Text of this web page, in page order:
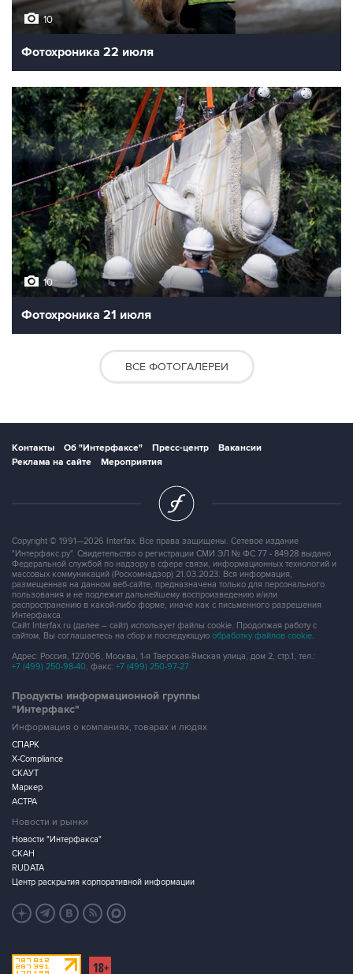
10
Фотохроника 22 июля
10
Фотохроника 21 июля
ВСЕ ФОТОГАЛЕРЕИ
Контакты Об "Интерфаксе" Пресс-центр
Вакансии
Реклама на сайте
Мероприятия
Copyright © 1991—2026 Interfax. Все права защищены. Сетевое издание
"Интерфакс.ру". Свидетельство о регистрации СМИ ЭЛ № ФС 77 - 84928 выдано
Федеральной службой по надзору в сфере связи, информационных технологий и
массовых коммуникаций (Роскомнадзор) 21.03.2023. Вся информация,
размещенная на данном веб-сайте, предназначена только для персонального
пользования и не подлежит дальнейшему воспроизведению и/или
распространению в какой-либо форме, иначе как с письменного разрешения
Интерфакса.
Сайт Interfax.ru (далее – сайт) использует файлы cookie. Продолжая работу с
сайтом, Вы соглашаетесь на сбор и последующую обработку файлов cookie.
Адрес: Россия, 127006, Москва, 1-я Тверская-Ямская улица, дом 2, стр.1, тел.:
+7 (499) 250-98-40, факс: +7 (499) 250-97-27
Продукты информационной группы
"Интерфакс"
Информация о компаниях, товарах и людях
СПАРК
X-Compliance
СКАУТ
Маркер
АСТРА
Новости и рынки
Новости "Интерфакса"
СКАН
RUDATA
Центр раскрытия корпоративной информации